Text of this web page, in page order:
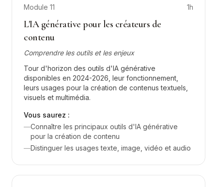
Module 11 1h
L'IA générative pour les créateurs de
contenu
Comprendre les outils et les enjeux
Tour d'horizon des outils d'IA générative
disponibles en 2024-2026, leur fonctionnement,
leurs usages pour la création de contenus textuels,
visuels et multimédia.
Vous saurez :
—Connaître les principaux outils d'IA générative
pour la création de contenu
—Distinguer les usages texte, image, vidéo et audio